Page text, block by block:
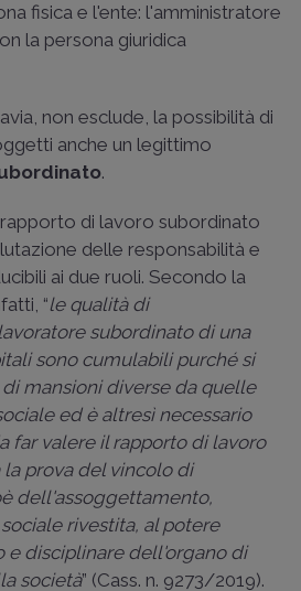
fisica e l'ente: l'amministratore
la persona giuridica
non esclude, la possibilità di
anche un legittimo
.
di lavoro subordinato
delle responsabilità e
ai due ruoli. Secondo la
“le qualità di
subordinato di una
sono cumulabili purché si
mansioni diverse da quelle
ed è altresì necessario
far valere il rapporto di lavoro
prova del vincolo di
dell'assoggettamento,
rivestita, al potere
disciplinare dell'organo di
società” (Cass. n. 9273/2019).